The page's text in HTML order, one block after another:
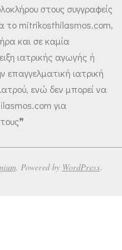
στους συγγραφείς
το mitrikosthilasmos.com,
και σε καμία
ιατρικής αγωγής ή
επαγγελματική ιατρική
ενώ δεν μπορεί να
για
. Powered by WordPress.